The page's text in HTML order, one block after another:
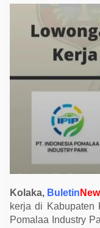
r
l
i
Kolaka, Buletin
kerja di Kabupaten
Pomalaa Industry